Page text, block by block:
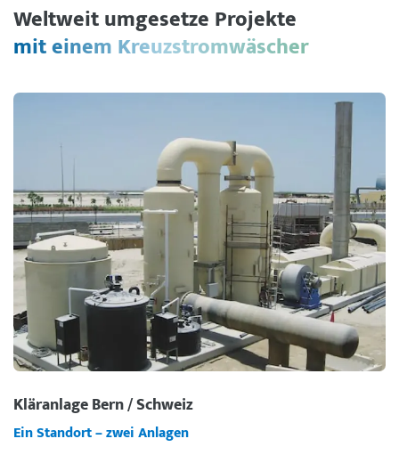
Weltweit umgesetze Projekte
mit einem Kreuzstromwäscher
Kläranlage Bern / Schweiz
Ein Standort – zwei Anlagen